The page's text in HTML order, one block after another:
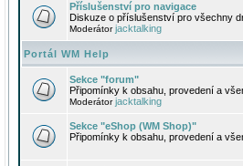
Příslušenství pro navigace
Diskuze o příslušenství pro všechny
Moderátorjacktalking
Portál WM Help
Sekce "forum"
Připomínky k obsahu, provedení a
Moderátorjacktalking
Sekce "eShop (WM Shop)"
Připomínky k obsahu, provedení a